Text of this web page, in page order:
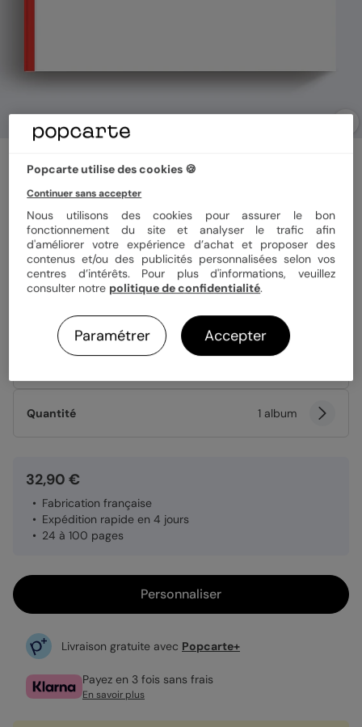
Bref Joyeux Anniversaire
5(1avis)
Format Paysage 21x29 cm
Couverture Rigide
Quantité 1 album
32,90 €
Fabrication française
Expédition rapide en 4 jours
24 à 100 pages
Personnaliser
Livraison gratuite avec Popcarte+
Payez en 3 fois sans frais
En savoir plus
Popcarte utilise des cookies 🍪
Continuer sans accepter
Nous utilisons des cookies pour assurer le bon
fonctionnement du site et analyser le trafic afin
d'améliorer votre expérience d’achat et proposer des
contenus et/ou des publicités personnalisées selon vos
centres d’intérêts. Pour plus d'informations, veuillez
consulter notre politique de confidentialité.
Paramétrer Accepter